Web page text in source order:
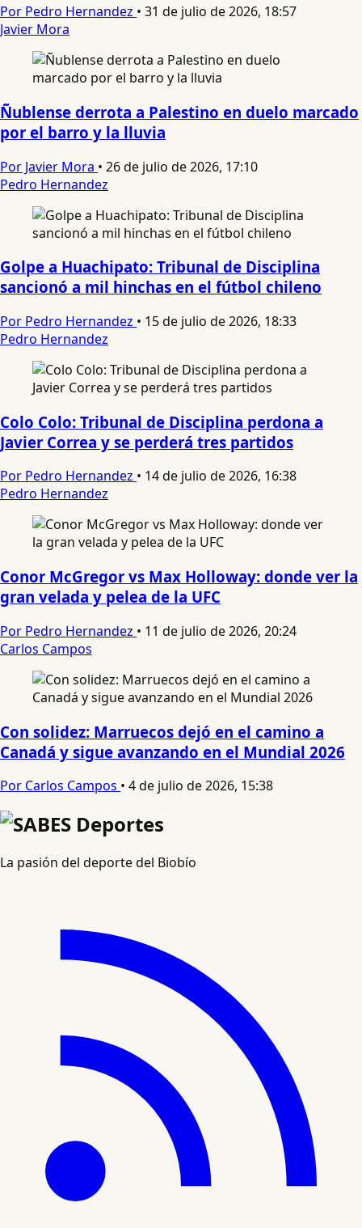
Por Pedro Hernandez • 31 de julio de 2026, 18:57
Javier Mora
Ñublense derrota a Palestino en duelo marcado
por el barro y la lluvia
Por Javier Mora • 26 de julio de 2026, 17:10
Pedro Hernandez
Golpe a Huachipato: Tribunal de Disciplina
sancionó a mil hinchas en el fútbol chileno
Por Pedro Hernandez • 15 de julio de 2026, 18:33
Pedro Hernandez
Colo Colo: Tribunal de Disciplina perdona a
Javier Correa y se perderá tres partidos
Por Pedro Hernandez • 14 de julio de 2026, 16:38
Pedro Hernandez
Conor McGregor vs Max Holloway: donde ver la
gran velada y pelea de la UFC
Por Pedro Hernandez • 11 de julio de 2026, 20:24
Carlos Campos
Con solidez: Marruecos dejó en el camino a
Canadá y sigue avanzando en el Mundial 2026
Por Carlos Campos • 4 de julio de 2026, 15:38
La pasión del deporte del Biobío